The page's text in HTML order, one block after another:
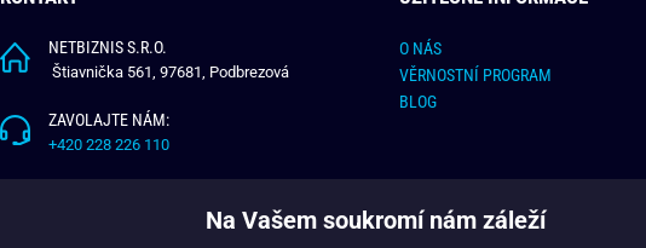
NETBIZNIS S.R.O.
Štiavnička 561, 97681, Podbrezová
ZAVOLAJTE NÁM:
+420 228 226 110
O NÁS
VĚRNOSTNÍ PROGRAM
BLOG
Na Vašem soukromí nám záleží